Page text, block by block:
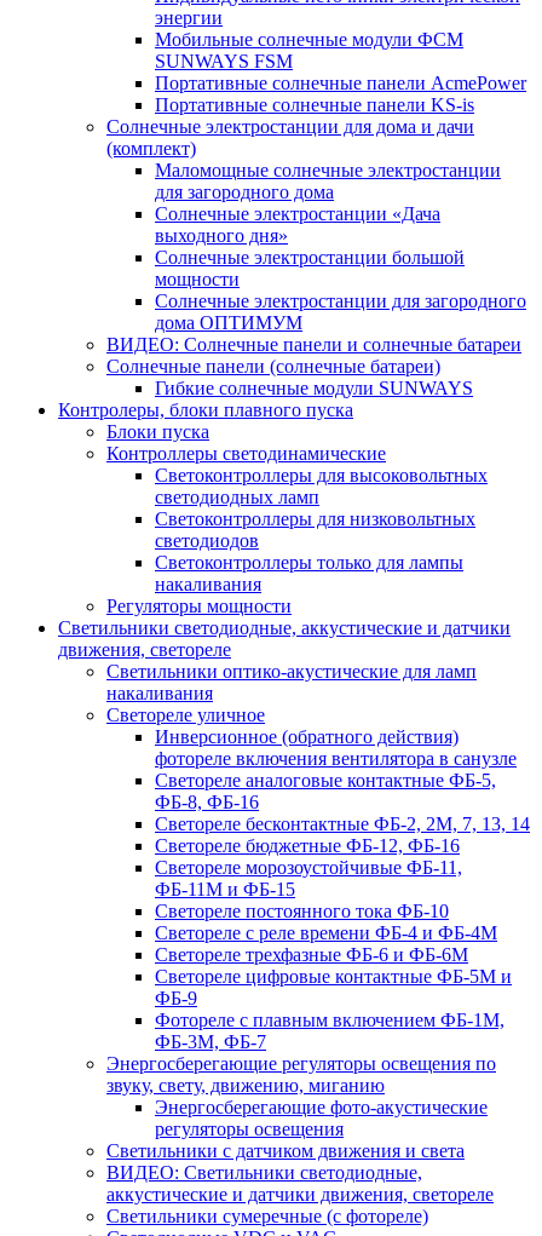
энергии
Мобильные солнечные модули ФСМ
SUNWAYS FSM
Портативные солнечные панели AcmePower
Портативные солнечные панели KS-is
Солнечные электростанции для дома и дачи
(комплект)
Маломощные солнечные электростанции
для загородного дома
Солнечные электростанции «Дача
выходного дня»
Солнечные электростанции большой
мощности
Солнечные электростанции для загородного
дома ОПТИМУМ
ВИДЕО: Солнечные панели и солнечные батареи
Солнечные панели (солнечные батареи)
Гибкие солнечные модули SUNWAYS
Контролеры, блоки плавного пуска
Блоки пуска
Контроллеры светодинамические
Светоконтроллеры для высоковольтных
светодиодных ламп
Светоконтроллеры для низковольтных
светодиодов
Светоконтроллеры только для лампы
накаливания
Регуляторы мощности
Светильники светодиодные, аккустические и датчики
движения, светореле
Светильники оптико-акустические для ламп
накаливания
Светореле уличное
Инверсионное (обратного действия)
фотореле включения вентилятора в санузле
Светореле аналоговые контактные ФБ-5,
ФБ-8, ФБ-16
Светореле бесконтактные ФБ-2, 2М, 7, 13, 14
Светореле бюджетные ФБ-12, ФБ-16
Светореле морозоустойчивые ФБ-11,
ФБ-11М и ФБ-15
Светореле постоянного тока ФБ-10
Светореле с реле времени ФБ-4 и ФБ-4М
Светореле трехфазные ФБ-6 и ФБ-6М
Светореле цифровые контактные ФБ-5М и
ФБ-9
Фотореле с плавным включением ФБ-1М,
ФБ-3М, ФБ-7
Энергосберегающие регуляторы освещения по
звуку, свету, движению, миганию
Энергосберегающие фото-акустические
регуляторы освещения
Светильники с датчиком движения и света
ВИДЕО: Светильники светодиодные,
аккустические и датчики движения, светореле
Светильники сумеречные (с фотореле)